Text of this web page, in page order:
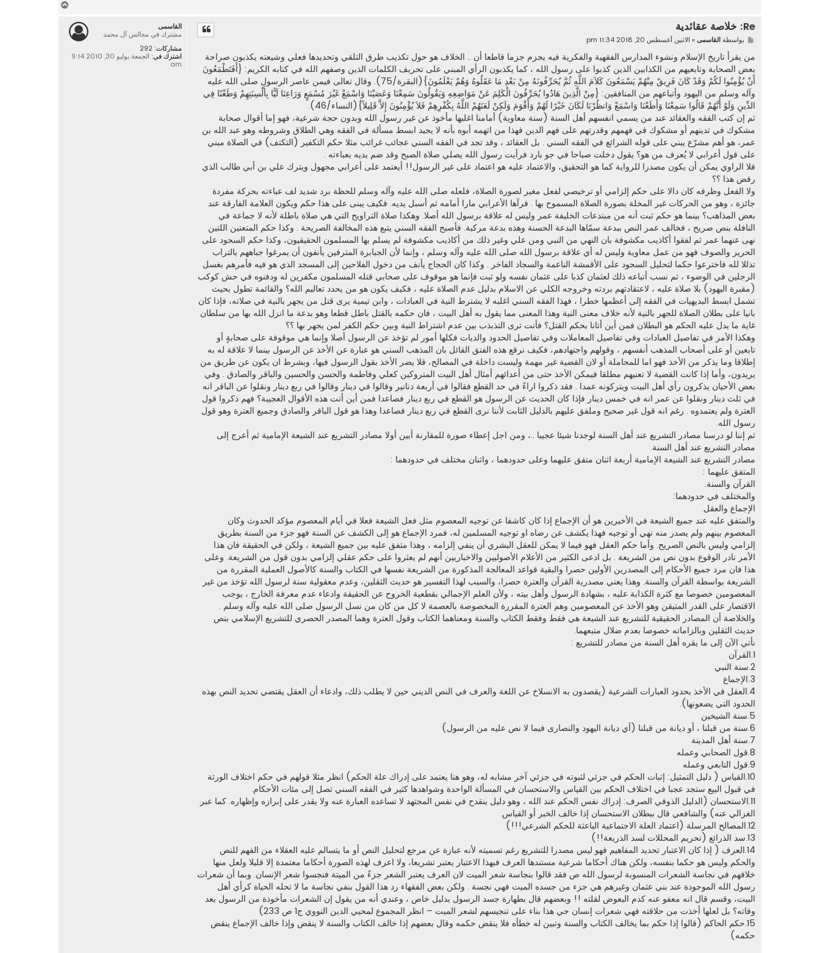
القاسمى
مشترك في مجالس آل محمد
مشاركات: 292
اشترك في:
الجمعة يوليو 30, 2010 9:14
am
Re: خلاصة عقائدية
م
ا
ر
ك
ة
بواسطةالقاسمى» الاثنين أغسطس 20, 2018 11:34 pm
من يقرأ تاريخ الإسلام ونشوء المدارس الفقهية والفكرية فيه يجزم جزما قاطعا أن .. الخلاف هو حول تكذيب طرق التلقي وتحديدها فعلي وشيعته يكذبون صراحة
بعض الصحابة وتابعيهم من الكذابين الذين كذبوا على رسول الله ، كما يكذبون الرأي المبني على تحريف الكلمات الذين وصفهم الله في كتابه الكريم: {أَفَتَطْمَعُونَ
أَنْ يُؤْمِنُوا لَكُمْ وَقَدْ كَانَ فَرِيقٌ مِنْهُمْ يَسْمَعُونَ كَلاَمَ اللَّهِ ثُمَّ يُحَرِّفُونَهُ مِنْ بَعْدِ مَا عَقَلُوهُ وَهُمْ يَعْلَمُونَ}(البقرة/75). وقال تعالى فيمن عاصر الرسول صلى الله عليه
وآله وسلم من اليهود وأتباعهم من المنافقين: {مِنْ الَّذِينَ هَادُوا يُحَرِّفُونَ الْكَلِمَ عَنْ مَوَاضِعِهِ وَيَقُولُونَ سَمِعْنَا وَعَصَيْنَا وَاسْمَعْ غَيْرَ مُسْمَعٍ وَرَاعِنَا لَيًّا بِأَلْسِنَتِهِمْ وَطَعْنًا فِي
الدِّينِ وَلَوْ أَنَّهُمْ قَالُوا سَمِعْنَا وَأَطَعْنَا وَاسْمَعْ وَانظُرْنَا لَكَانَ خَيْرًا لَهُمْ وَأَقْوَمَ وَلَكِنْ لَعَنَهُمْ اللَّهُ بِكُفْرِهِمْ فَلاَ يُؤْمِنُونَ إِلاَّ قَلِيلاً}(النساء/46).
ثم إن كتب الفقه والعقائد عند من يسمي انفسهم أهل السنة (سنة معاوية) أمامنا اغلبها مأخوذ عن غير رسول الله وبدون حجة شرعية، فهو إما أقوال صحابة
مشكوك في تدينهم أو مشكوك في فهمهم وقدرتهم على فهم الدين فهذا من اتهمه أبوه بأنه لا يجيد ابسط مسألة في الفقه وهي الطلاق وشروطه وهو عبد الله بن
عمر، هو أهم مشرّع يبني على قوله الشرائع في الفقه السني . بل العقائد ، وقد تجد في الفقه السني عجائب غرائب مثلا حكم التكفير (التكتف) في الصلاة مبني
على قول أعرابي لا يُعرف من هو؟ يقول دخلت صباحا في جو بارد فرأيت رسول الله يصلي صلاة الصبح وقد ضم يديه بعباءته .
فلا الراوي يمكن أن يكون مصدرا للرواية كما هو التحقيق، والاعتماد عليه هو اعتماد على غير الرسول!! أيعتمد على أعرابي مجهول ويترك علي بن أبي طالب الذي
رفض هذا ؟؟
ولا الفعل وظرفه كان دالا على حكم إلزامي أو ترخيصي لفعل مغير لصورة الصلاة، فلعله صلى الله عليه وآله وسلم للحظة برد شديد لف عباءته بحركة مفردة
جائزة ، وهو من الحركات غير المخلة بصورة الصلاة المسموح بها . فرآها الأعرابي مارا أمامه ثم أسبل يديه. فكيف يبنى على هذا حكم ويكون العلامة الفارقة عند
بعض المذاهب؟ بينما هو حكم ثبت أنه من مبتدعات الخليفة عمر وليس له علاقة برسول الله أصلا. وهكذا صلاة التراويح التي هي صلاة باطلة لأنه لا جماعة في
النافلة بنص صريح ، فخالف عمر النص ببدعة سمّاها البدعة الحسنة وهذه بدعة مركبة. فأصبح الفقه السني يتبع هذه المخالفة الصريحة . وكذا حكم المتعتين اللتين
نهى عنهما عمر ثم لفقوا أكاذيب مكشوفة بان النهي من النبي ومن علي وغير ذلك من أكاذيب مكشوفة لم يسلم بها المسلمون الحقيقيون، وكذا حكم السجود على
الحرير والصوف فهو من عمل معاوية وليس له أي علاقة برسول الله صلى الله عليه وآله وسلم ، وإنما لأن الجبابرة المترفين يأنفون أن يمرغوا جباههم بالتراب
تذللا لله فاخترعوا حكما لتحليل السجود على الأقمشة الناعمة والسجاد الفاخر . وكذا كان الحجاج يأنف من دخول الفلاحين إلى المسجد الذي هو فيه فأمرهم بغسل
الرجلين في الوضوء ، ثم نسب أتباعه ذلك لعثمان كذبا على عثمان نفسه ولو ثبت فإنما هو موقوف على صحابي قتله المسلمون مكفرين له ودفنوه في حش كوكب
(مقبرة اليهود) بلا صلاة عليه ، لاعتقادتهم بردته وخروجه الكلي عن الاسلام بدليل عدم الصلاة عليه ، فكيف يكون هو من يحدد تعاليم الله؟ والقائمة تطول بحيث
تشمل ابسط البديهيات في الفقه إلى أعظمها خطرا ، فهذا الفقه السني اغلبه لا يشترط النية في العبادات ، وابن تيمية يرى قتل من يجهر بالنية في صلاته، فإذا كان
بانيا على بطلان الصلاة للجهر بالنية لأنه خلاف معنى النية وهذا المعنى مما يقول به أهل البيت ، فان حكمه بالقتل باطل قطعا وهو بدعة ما انزل الله بها من سلطان
غاية ما يدل عليه الحكم هو البطلان فمن أين أتانا بحكم القتل؟ فأنت ترى التذبذب بين عدم اشتراط النية وبين حكم الكفر لمن يجهر بها ؟؟
وهكذا الأمر في تفاصيل العبادات وفي تفاصيل المعاملات وفي تفاصيل الحدود والديات فكلها أمور لم تؤخذ عن الرسول أصلا وإنما هي موقوفة على صحابةٍ أو
تابعين أو على أصحاب المذهب أنفسهم ، وقولهم واجتهادهم، فكيف نرقع هذه الفتق القائل بان المذهب السني هو عبارة عن الأخذ عن الرسول بينما لا علاقة له به
إطلاقا وما يذكر من الأخذ فهو اما للمجاملة أو لان القضية غير مهمة وليست داخلة في المصالح، فلا يضر الأخذ بقول الرسول فيها، وبشرط ان يكون عن طريق من
يريدون، وأما إذا كانت القضية لا تعنيهم مطلقا فيمكن الأخذ حتى من أعدائهم أمثال أهل البيت المتروكين كعلي وفاطمة والحسن والحسين والباقر والصادق . وفي
بعض الأحيان يذكرون رأي أهل البيت ويتركونه عمدا . فقد ذكروا اراءً في حد القطع فقالوا في أربعة دنانير وقالوا في دينار وقالوا في ربع دينار ونقلوا عن الباقر انه
في ثلث دينار ونقلوا عن عمر انه في خمس دينار فإذا كان الحديث عن الرسول هو القطع في ربع دينار فصاعدا فمن أين أتت هذه الأقوال العجيبة؟ فهم ذكروا قول
العترة ولم يعتمدوه . رغم انه قول غير صحيح وملفق عليهم بالدليل الثابت لأننا نرى القطع في ربع دينار فصاعدا وهذا هو قول الباقر والصادق وجميع العترة وهو قول
رسول الله.
ثم إننا لو درسنا مصادر التشريع عند أهل السنة لوجدنا شيئا عجيبا ..، ومن اجل إعطاء صورة للمقارنة أبين أولا مصادر التشريع عند الشيعة الإمامية ثم أعرج إلى
مصادر التشريع عند أهل السنة.
مصادر التشريع عند الشيعة الإمامية أربعة اثنان متفق عليهما وعلى حدودهما ، واثنان مختلف في حدودهما :
المتفق عليهما :
القرآن والسنة.
والمختلف في حدودهما:
الإجماع والعقل.
والمتفق عليه عند جميع الشيعة في الأخيرين هو أن الإجماع إذا كان كاشفا عن توجيه المعصوم مثل فعل الشيعة فعلا في أيام المعصوم مؤكد الحدوث وكان
المعصوم بينهم ولم يصدر منه نهي أو توجيه فهذا يكشف عن رضاه او توجيه المسلمين له، فمرد الإجماع هو إلى الكشف عن السنة فهو جزء من السنة بطريق
إلزامي وليس بالنص الصريح. وأما حكم العقل فهو فيما لا يمكن للعقل البشري أن ينفي إلزامه ، وهذا متفق عليه بين جميع الشيعة ، ولكن في الحقيقة فان هذا
الأمر نادر الوقوع بدون نص من الشريعة . بل ادعى الكثير من الأعلام الأصوليين والاخباريين أنهم لم يعثروا على حكم عقلي إلزامي بدون قول من الشريعة. وعلى
هذا فان مرد جميع الأحكام إلى المصدرين الأولين حصرا والبقية قواعد المعالجة المذكورة من الشريعة نفسها في الكتاب والسنة كالأصول العملية المقررة من
الشريعة بواسطة القرآن والسنة. وهذا يعني مصدرية القرآن والعترة حصرا، والسبب لهذا التفسير هو حديث الثقلين، وعدم معقولية سنة لرسول الله تؤخذ من غير
المعصومين خصوصا مع كثرة الكذابة عليه ، بشهادة الرسول وأهل بيته ، ولأن العلم الإجمالي بقطعية الخروج عن الحقيقة وادعاء عدم معرفة الخارج ، يوجب
الاقتصار على القدر المتيقن وهو الأخذ عن المعصومين وهم العترة المقررة المخصوصة بالعصمة لا كل من كان من نسل الرسول صلى الله عليه وآله وسلم .
والخلاصة أن المصادر الحقيقية للتشريع عند الشيعة هي فقط وفقط الكتاب والسنة ومعناهما الكتاب وقول العترة وهما المصدر الحصري للتشريع الإسلامي بنص
حديث الثقلين وبالزاماته خصوصا بعدم ضلال متبعهما.
نأتي الآن إلى ما يقره أهل السنة من مصادر للتشريع :
1.القرآن
2.سنة النبي
3.الإجماع
4.العقل في الأخذ بحدود العبارات الشرعية (يقصدون به الانسلاخ عن اللغة والعرف في النص الديني حين لا يطلب ذلك، وادعاء أن العقل يقتضي تحديد النص بهذه
الحدود التي يضعونها).
5.سنة الشيخين
6.سنة من قبلنا ، أو ديانة من قبلنا (أي ديانة اليهود والنصارى فيما لا نص عليه من الرسول)
7.سنة أهل المدينة
8.قول الصحابي وعمله
9.قول التابعي وعمله
10.القياس ( دليل التمثيل: إثبات الحكم في جزئي لثبوته في جزئي آخر مشابه له، وهو هنا يعتمد على إدراك علة الحكم) انظر مثلا قولهم في حكم اختلاف الورثة
في قبول البيع ستجد عجبا في اختلاف الحكم بين القياس والاستحسان في المسألة الواحدة وشواهدها كثير في الفقه السني تصل إلى مئات الأحكام.
11.الاستحسان (الدليل الذوقي الصرف: إدراك نفس الحكم عند الله ، وهو دليل ينقدح في نفس المجتهد لا تساعده العبارة عنه ولا يقدر على إبرازه وإظهاره. كما عبر
الغزالي عنه) والشافعي قال ببطلان الاستحسان إذا خالف الخبر أو القياس.
12.المصالح المرسلة (اعتماد العلة الاجتماعية الباعثة للحكم الشرعي!!!)
13.سد الذرائع (تحريم المحللات لسد الذريعة!!)
14.العرف ( إذا كان الاعتبار تحديد المفاهيم فهو ليس مصدرا للتشريع رغم تسميته لأنه عبارة عن مرجع لتحليل النص أو ما يتسالم عليه العقلاء من الفهم للنص
والحكم وليس هو حكما بنفسه، ولكن هناك أحكاما شرعية مستندها العرف فبهذا الاعتبار يعتبر تشريعا، ولا اعرف لهذه الصورة أحكاما معتمدة إلا قليلا ولعل منها
خلافهم في نجاسة الشعرات المنسوبة لرسول الله ص فقد قالوا بنجاسة شعر الميت لان العرف يعتبر الشعر جزءً من الميتة فنجسوا شعر الإنسان. وبما أن شعرات
رسول الله الموجودة عند بني عثمان وغيرهم هي جزء من جسده الميت فهي نجسة . ولكن بعض الفقهاء رد هذا القول بنفي نجاسة ما لا تحله الحياة كرأي أهل
البيت، وقسم قال انه معفو عنه كدم البعوض لقلته !! وبعضهم قال بطهارة جسد الرسول بدليل خاص ، وعندي أنه من يقول إن الشعرات مأخوذة من الرسول بعد
وفاته؟ بل لعلها أخذت من حلاقته فهي شعرات إنسان حي هذا بناء على تنجيسهم لشعر الميت – انظر المجموع لمحيي الدين النووي ج1 ص 233)
15.حكم الحاكم (قالوا إذا حكم بما يخالف الكتاب والسنة وتبين له خطأه فلا ينقض حكمه وقال بعضهم إذا خالف الكتاب والسنة لا ينقض وإذا خالف الإجماع ينقض
حكمه)